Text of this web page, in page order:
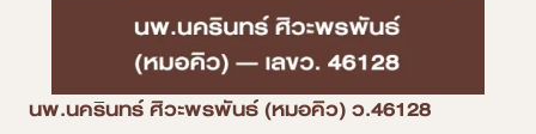
นพ.นครินทร์ ศิวะพรพันธ์ (หมอคิว) ว.46128